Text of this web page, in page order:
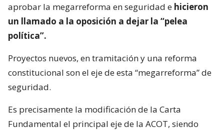
aprobar la megarreforma en seguridad e hicieron
un llamado a la oposición a dejar la “pelea
política”.
Proyectos nuevos, en tramitación y una reforma
constitucional son el eje de esta “megarreforma” de
seguridad.
Es precisamente la modificación de la Carta
Fundamental el principal eje de la ACOT, siendo